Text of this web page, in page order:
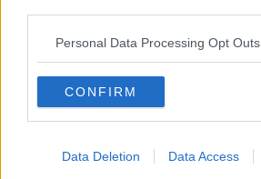
Personal Data Processing Opt Outs
CONFIRM
Data Deletion Data Access
Passato, presente, futuro
La virtù del non fare
Il giorno dei saldi
L'ultimo post
Leggendo l'Eneide
Il decalogo del politico